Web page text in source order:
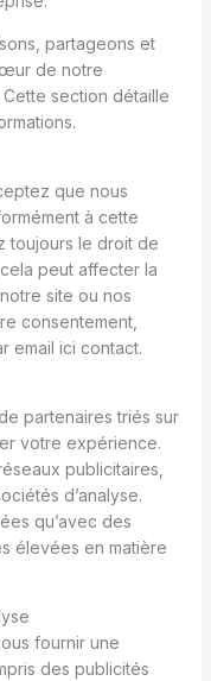
partageons et
de notre
section détaille
que nous
à cette
toujours le droit de
peut affecter la
site ou nos
consentement,
email ici contact.
partenaires triés sur
votre expérience.
publicitaires,
d’analyse.
qu’avec des
élevées en matière
fournir une
des publicités